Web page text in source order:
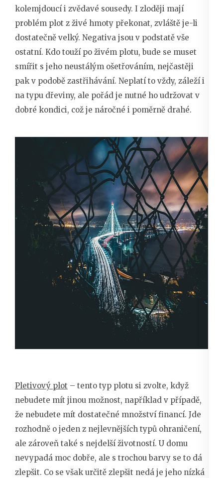
kolemjdoucí i zvědavé sousedy. I zloději mají
problém plot z živé hmoty překonat, zvláště je-li
dostatečně velký. Negativa jsou v podstatě vše
ostatní. Kdo touží po živém plotu, bude se muset
smířit s jeho neustálým ošetřováním, nejčastěji
pak v podobě zastřihávání. Neplatí to vždy, záleží i
na typu dřeviny, ale pořád je nutné ho udržovat v
dobré kondici, což je náročné i poměrně drahé.
Pletivový plot – tento typ plotu si zvolte, když
nebudete mít jinou možnost, například v případě,
že nebudete mít dostatečné množství financí. Jde
rozhodně o jeden z nejlevnějších typů ohraničení,
ale zároveň také s nejdelší životností. U domu
nevypadá moc dobře, ale s trochou barvy se to dá
zlepšit. Co se však určitě zlepšit nedá je jeho nízká